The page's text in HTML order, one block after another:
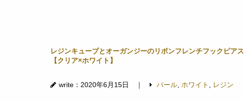
レジンキューブとオーガンジーのリボンフレンチフックピアス
【クリア×ホワイト】
write：2020年6月15日 ｜ パール, ホワイト , レジン